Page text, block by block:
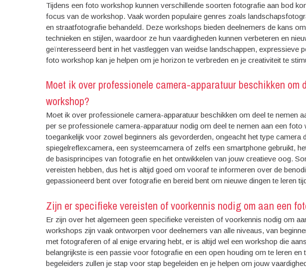
Tijdens een foto workshop kunnen verschillende soorten fotografie aan bod
focus van de workshop. Vaak worden populaire genres zoals
en straatfotografie behandeld. Deze workshops bieden deelnemers de kans
technieken en stijlen, waardoor ze hun vaardigheden kunnen verbeteren en
geïnteresseerd bent in het vastleggen van weidse landschappen, expressieve
foto workshop kan je helpen om je horizon te verbreden en je creativiteit te
Moet ik over professionele camera-apparatuur beschikken om
workshop?
Moet ik over professionele camera-apparatuur beschikken om deel te nemen
per se professionele camera-apparatuur nodig om deel te nemen aan een
toegankelijk voor zowel beginners als gevorderden, ongeacht het type camera
spiegelreflexcamera, een systeemcamera of zelfs een smartphone gebruikt,
de basisprincipes van fotografie en het ontwikkelen van jouw creatieve oog.
vereisten hebben, dus het is altijd goed om vooraf te informeren over de
gepassioneerd bent over fotografie en bereid bent om nieuwe dingen te leren
Zijn er specifieke vereisten of voorkennis nodig om aan een
Er zijn over het algemeen geen specifieke vereisten of voorkennis nodig om
workshops zijn vaak ontworpen voor deelnemers van alle niveaus, van
met fotograferen of al enige ervaring hebt, er is altijd wel een workshop die
belangrijkste is een passie voor fotografie en een open houding om te leren
begeleiders zullen je stap voor stap begeleiden en je helpen om jouw